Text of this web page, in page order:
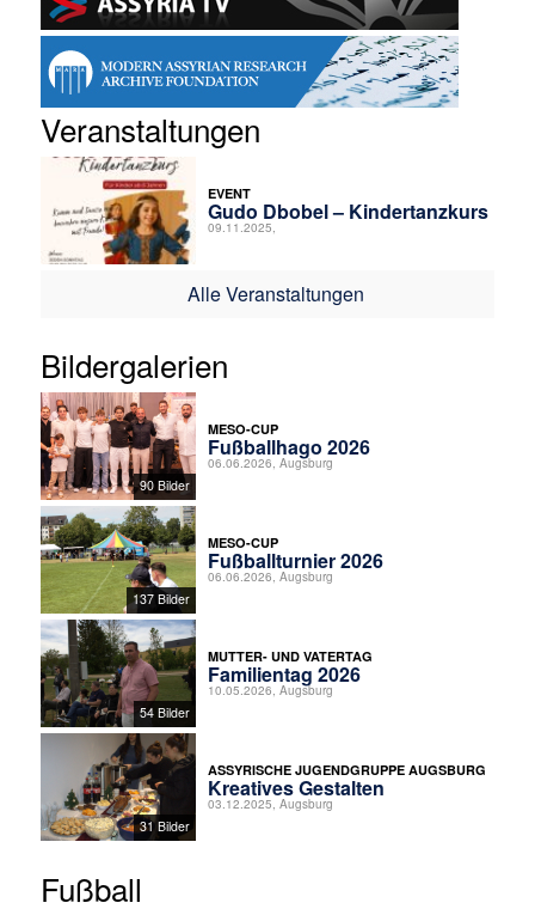
Veranstaltungen
EVENT
Gudo Dbobel – Kindertanzkurs
09.11.2025,
Alle Veranstaltungen
Bildergalerien
90 Bilder
MESO-CUP
Fußballhago 2026
06.06.2026, Augsburg
137 Bilder
MESO-CUP
Fußballturnier 2026
06.06.2026, Augsburg
54 Bilder
MUTTER- UND VATERTAG
Familientag 2026
10.05.2026, Augsburg
31 Bilder
ASSYRISCHE JUGENDGRUPPE AUGSBURG
Kreatives Gestalten
03.12.2025, Augsburg
Fußball